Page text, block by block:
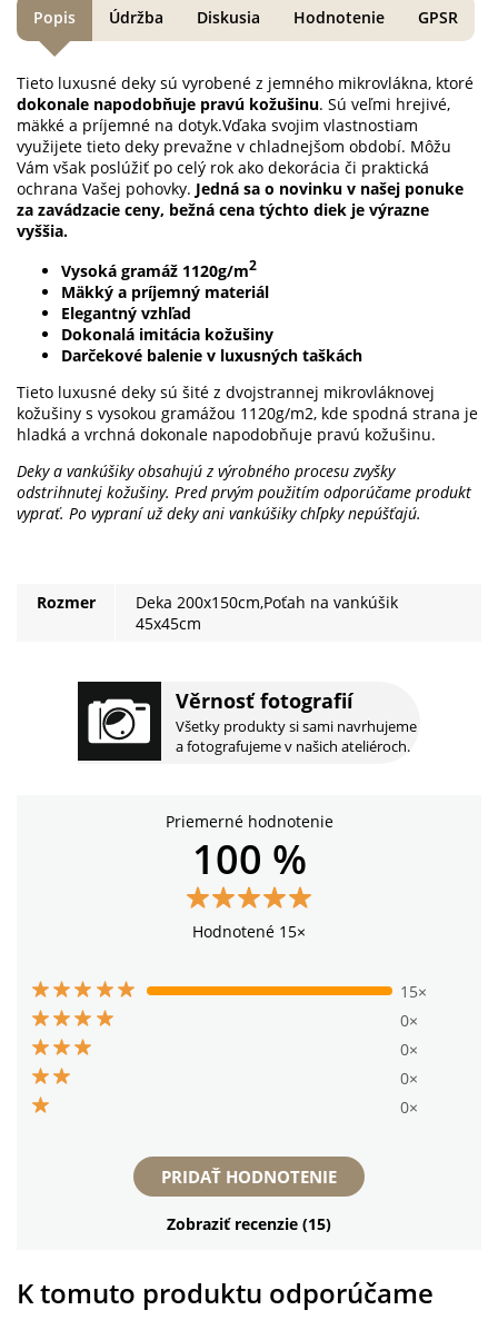
Věrnosť fotografií
Všetky produkty si sami navrhujeme
a fotografujeme v našich ateliéroch.
Tieto luxusné deky sú vyrobené z jemného mikrovlákna, ktoré
dokonale napodobňuje pravú kožušinu. Sú veľmi hrejivé,
mäkké a príjemné na dotyk.Vďaka svojim vlastnostiam
využijete tieto deky prevažne v chladnejšom období. Môžu
Vám však poslúžiť po celý rok ako dekorácia či praktická
ochrana Vašej pohovky. Jedná sa o novinku v našej ponuke
za zavádzacie ceny, bežná cena týchto diek je výrazne
vyššia.
Vysoká gramáž 1120g/m2
Mäkký a príjemný materiál
Elegantný vzhľad
Dokonalá imitácia kožušiny
Darčekové balenie v luxusných taškách
Tieto luxusné deky sú šité z dvojstrannej mikrovláknovej
kožušiny s vysokou gramážou 1120g/m2, kde spodná strana je
hladká a vrchná dokonale napodobňuje pravú kožušinu.
Deky a vankúšiky obsahujú z výrobného procesu zvyšky
odstrihnutej kožušiny. Pred prvým použitím odporúčame produkt
vyprať. Po vypraní už deky ani vankúšiky chĺpky nepúšťajú.
Rozmer
Deka 200x150cm,Poťah na vankúšik
45x45cm
Popis Údržba Diskusia Hodnotenie GPSR
Priemerné hodnotenie
100 %
Hodnotené 15×
15×
0×
0×
0×
0×
PRIDAŤ HODNOTENIE
Zobraziť recenzie (15)
K tomuto produktu odporúčame